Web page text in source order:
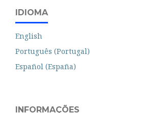
IDIOMA
English
Português (Portugal)
Español (España)
INFORMAÇÕES